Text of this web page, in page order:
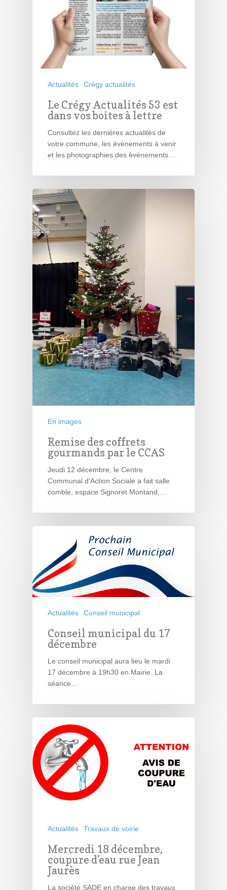
Actualités Crégy actualités
Le Crégy Actualités 53 est
dans vos boites à lettre
Consultez les dernières actualités de
votre commune, les évènements à venir
et les photographies des évènements…
En images
Remise des coffrets
gourmands par le CCAS
Jeudi 12 décembre, le Centre
Communal d'Action Sociale a fait salle
comble, espace Signoret Montand,…
Actualités Conseil municipal
Conseil municipal du 17
décembre
Le conseil municipal aura lieu le mardi
17 décembre à 19h30 en Mairie. La
séance…
Actualités Travaux de voirie
Mercredi 18 décembre,
coupure d’eau rue Jean
Jaurès
La société SADE en charge des travaux